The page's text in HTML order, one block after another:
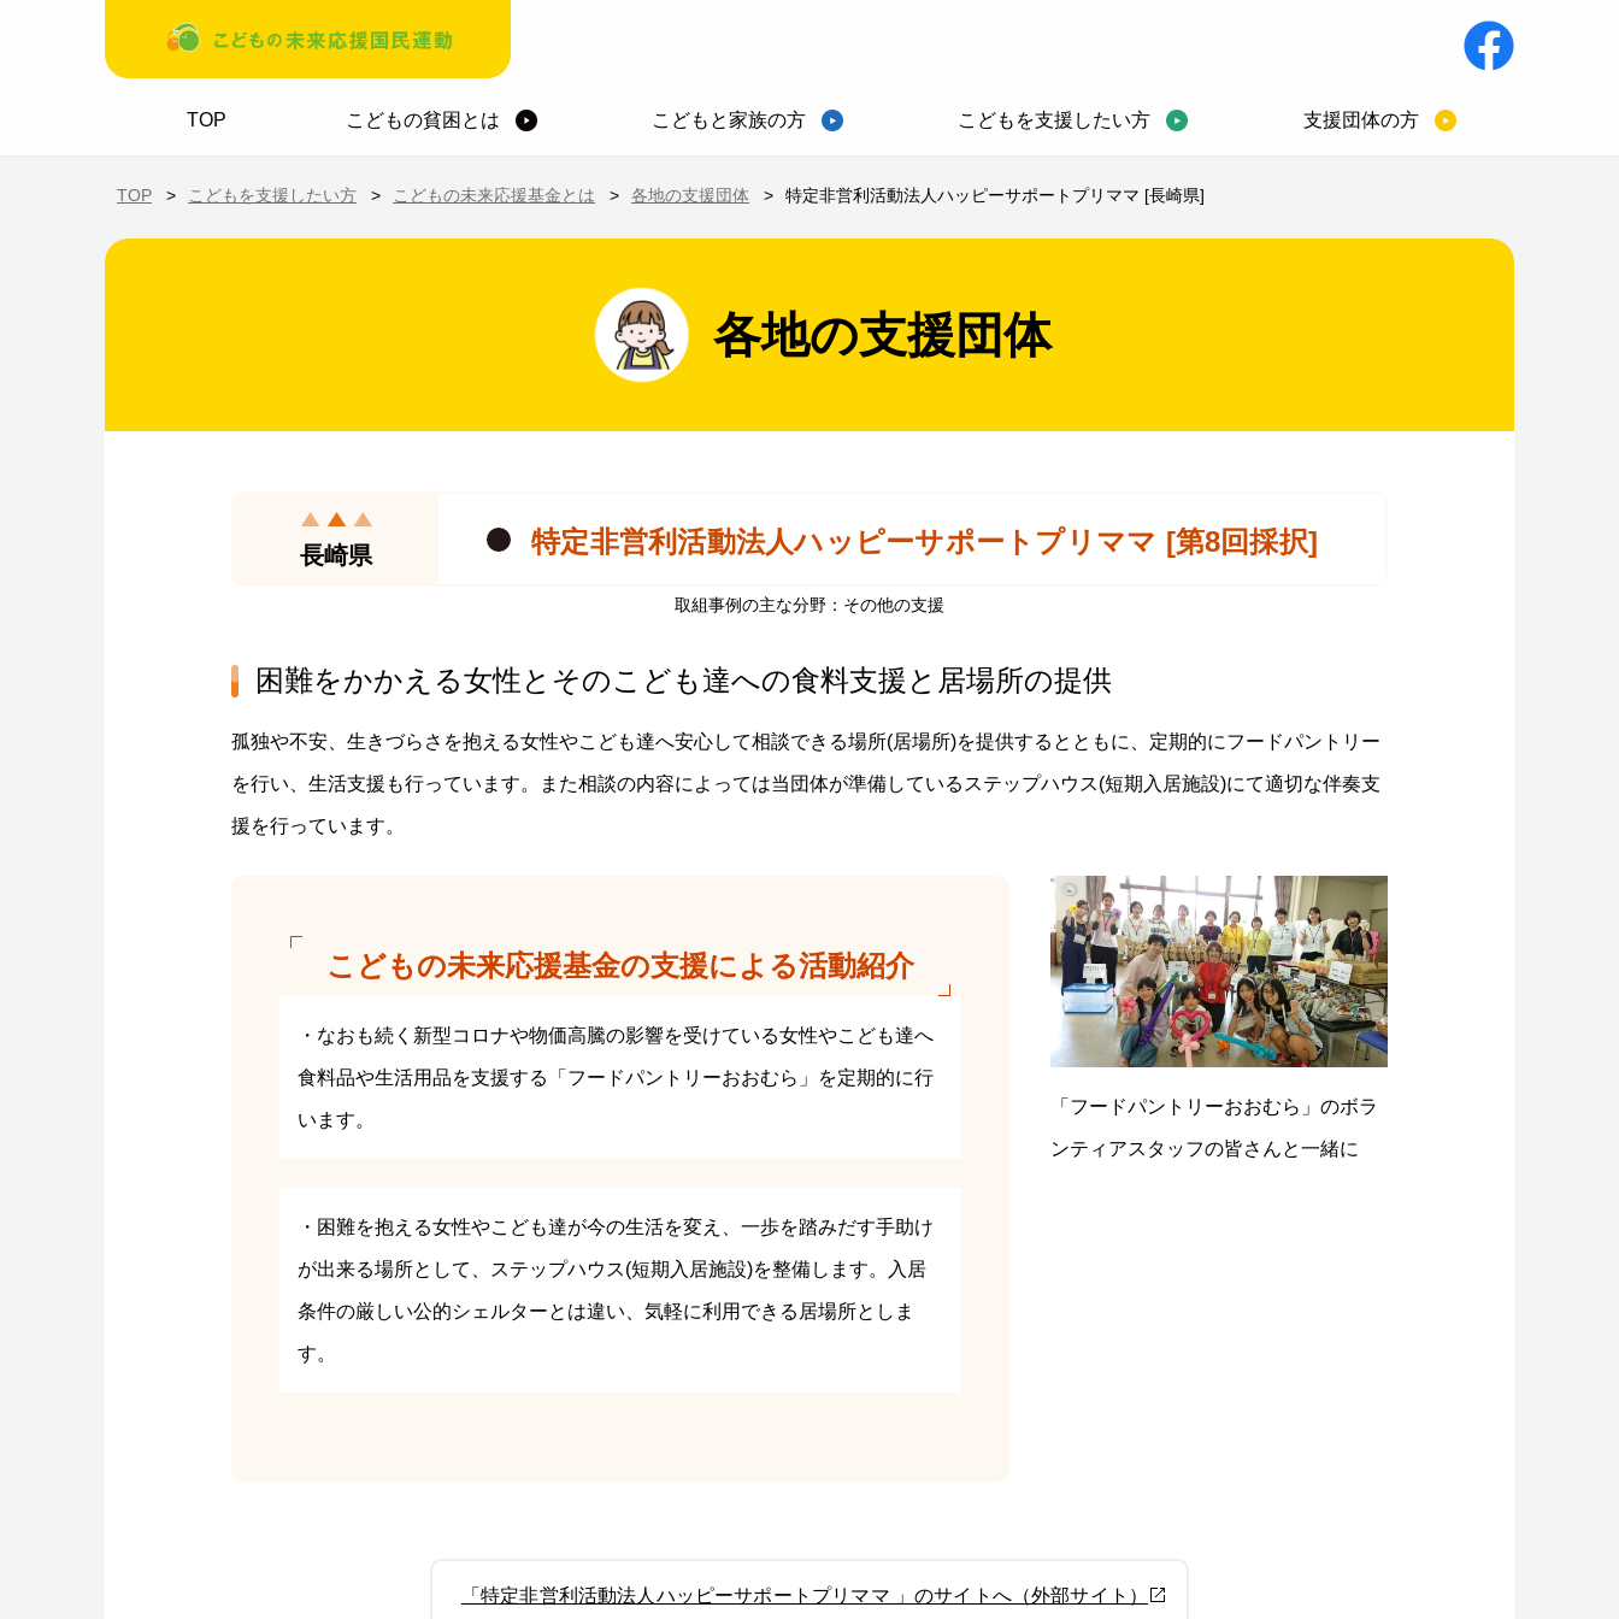
ホーム
TOP
こどもの貧困とは こどもと家族の方 こどもを支援したい方 支援団体の方
TOP こどもを支援したい方 こどもの未来応援基金とは 各地の支援団体 特定非営利活動法人ハッピーサポートプリママ [長崎県]
各地の支援団体
長崎県 特定非営利活動法人ハッピーサポートプリママ [第8回採択]
取組事例の主な分野：その他の支援
困難をかかえる女性とそのこども達への食料支援と居場所の提供
孤独や不安、生きづらさを抱える女性やこども達へ安心して相談できる場所(居場所)を提供するとともに、定期的にフードパントリー
を行い、生活支援も行っています。また相談の内容によっては当団体が準備しているステップハウス(短期入居施設)にて適切な伴奏支
援を行っています。
こどもの未来応援基金の支援による活動紹介
・なおも続く新型コロナや物価高騰の影響を受けている女性やこども達へ
食料品や生活用品を支援する「フードパントリーおおむら」を定期的に行
います。
・困難を抱える女性やこども達が今の生活を変え、一歩を踏みだす手助け
が出来る場所として、ステップハウス(短期入居施設)を整備します。入居
条件の厳しい公的シェルターとは違い、気軽に利用できる居場所としま
す。
「フードパントリーおおむら」のボラ
ンティアスタッフの皆さんと一緒に
「特定非営利活動法人ハッピーサポートプリママ 」のサイトへ（外部サイト）